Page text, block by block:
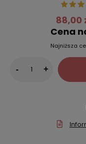
88,00
Cena
Najniższa
- +